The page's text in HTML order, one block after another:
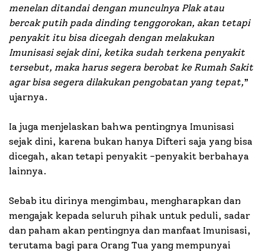
menelan ditandai dengan munculnya Plak atau
bercak putih pada dinding tenggorokan, akan tetapi
penyakit itu bisa dicegah dengan melakukan
Imunisasi sejak dini, ketika sudah terkena penyakit
tersebut, maka harus segera berobat ke Rumah Sakit
agar bisa segera dilakukan pengobatan yang tepat,”
ujarnya.
Ia juga menjelaskan bahwa pentingnya Imunisasi
sejak dini, karena bukan hanya Difteri saja yang bisa
dicegah, akan tetapi penyakit -penyakit berbahaya
lainnya.
Sebab itu dirinya mengimbau, mengharapkan dan
mengajak kepada seluruh pihak untuk peduli, sadar
dan paham akan pentingnya dan manfaat Imunisasi,
terutama bagi para Orang Tua yang mempunyai